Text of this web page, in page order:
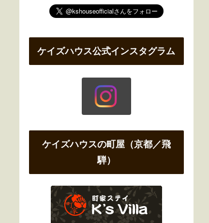
ケイズハウス公式インスタグラム
ケイズハウスの町屋（京都／飛
騨）